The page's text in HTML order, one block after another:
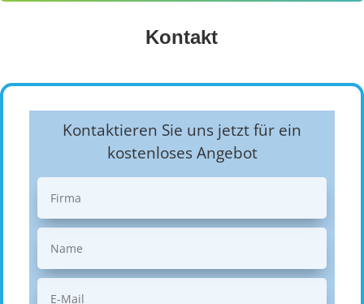
Kontakt
Kontaktieren Sie uns jetzt für ein
kostenloses Angebot